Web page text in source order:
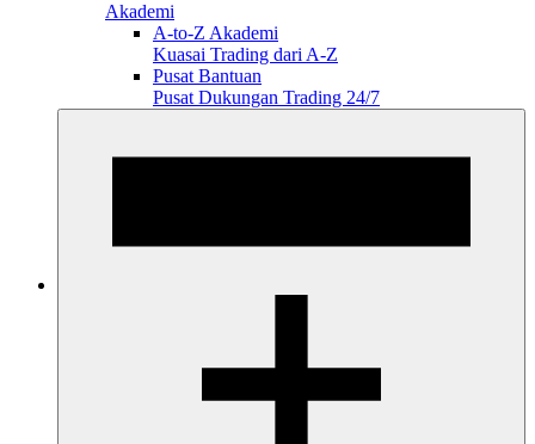
Akademi
A-to-Z Akademi
Kuasai Trading dari A-Z
Pusat Bantuan
Pusat Dukungan Trading 24/7